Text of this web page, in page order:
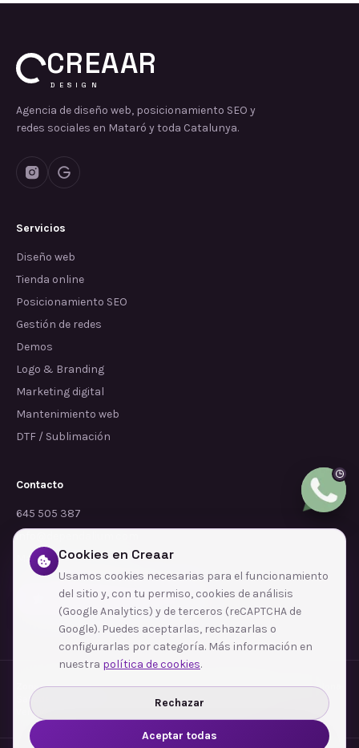
CREAAR
DESIGN
Agencia de diseño web, posicionamiento SEO y
redes sociales en Mataró y toda Catalunya.
Servicios
Diseño web
Tienda online
Posicionamiento SEO
Gestión de redes
Demos
Logo & Branding
Marketing digital
Mantenimiento web
DTF / Sublimación
Contacto
645 505 387
info@dependalium.com
Mataró (Barcelona)
Déjanos tu reseña en Google
Zonas de cobertura·Barcelona·L'Hospitalet de Llobregat·Terrassa·Badalona
Sabadell
Santa Coloma de Gramenet
Ver todas las zonas →
Cookies en Creaar
Usamos cookies necesarias para el funcionamiento
del sitio y, con tu permiso, cookies de análisis
(Google Analytics) y de terceros (reCAPTCHA de
Google). Puedes aceptarlas, rechazarlas o
configurarlas por categoría. Más información en
nuestra política de cookies.
Rechazar
Aceptar todas